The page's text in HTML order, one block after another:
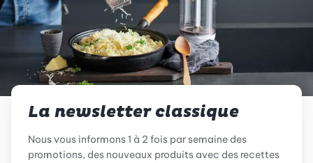
La newsletter classique
Nous vous informons 1 à 2 fois par semaine des
promotions, des nouveaux produits avec des recettes